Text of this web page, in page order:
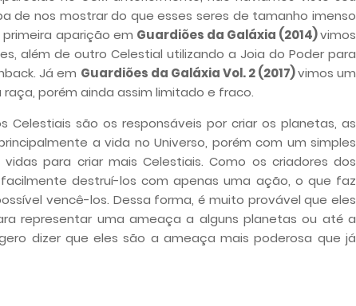
de nos mostrar do que esses seres de tamanho imenso
aparição em Guardiões da Galáxia (2014)vimos
além de outro Celestial utilizando a Joia do Poder para
Já em Guardiões da Galáxia Vol. 2 (2017)vimos um
porém ainda assim limitado e fraco.
Celestiais são os responsáveis por criar os planetas, as
a vida no Universo, porém com um simples
para criar mais Celestiais. Como os criadores dos
destruí-los com apenas uma ação, o que faz
vencê-los. Dessa forma, é muito provável que eles
representar uma ameaça a alguns planetas ou até a
dizer que eles são a ameaça mais poderosa que já